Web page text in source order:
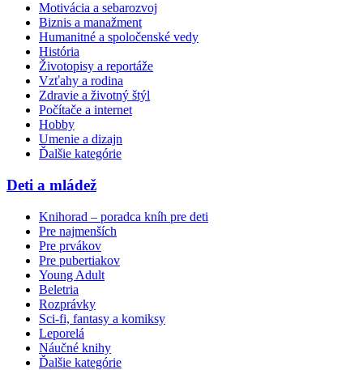
Motivácia a sebarozvoj
Biznis a manažment
Humanitné a spoločenské vedy
História
Životopisy a reportáže
Vzťahy a rodina
Zdravie a životný štýl
Počítače a internet
Hobby
Umenie a dizajn
Ďalšie kategórie
Deti a mládež
Knihorad – poradca kníh pre deti
Pre najmenších
Pre prvákov
Pre pubertiakov
Young Adult
Beletria
Rozprávky
Sci-fi, fantasy a komiksy
Leporelá
Náučné knihy
Ďalšie kategórie